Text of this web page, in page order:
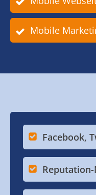
Mobile
Facebook,